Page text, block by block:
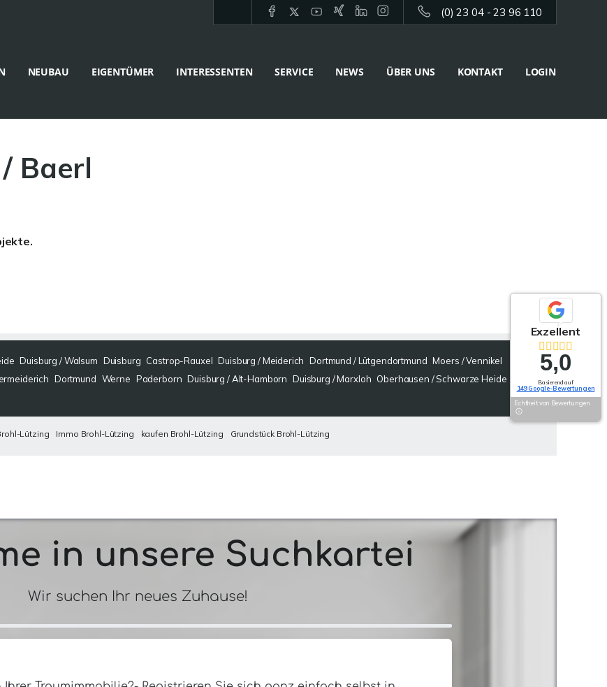
(0) 23 04 - 23 96 110
NEUBAU EIGENTÜMER INTERESSENTEN SERVICE NEWS ÜBER UNS KONTAKT LOGIN
Baerl
Duisburg / Walsum Duisburg Castrop-Rauxel Duisburg / Meiderich Dortmund / Lütgendortmund Moers / Vennikel
Dortmund Werne Paderborn Duisburg / Alt-Hamborn Duisburg / Marxloh Oberhausen / Schwarze Heide
Lützing Immo Brohl-Lützing kaufen Brohl-Lützing Grundstück Brohl-Lützing
Exzellent
5,0
Basierend auf
149 Google-Bewertungen
Echtheit von Bewertungen